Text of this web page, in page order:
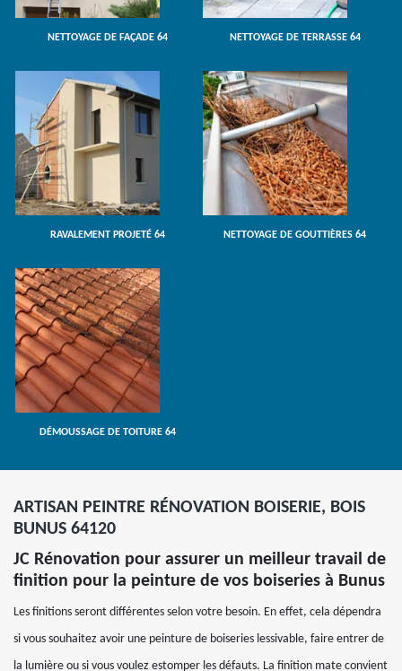
NETTOYAGE DE FAÇADE 64 NETTOYAGE DE TERRASSE 64
RAVALEMENT PROJETÉ 64 NETTOYAGE DE GOUTTIÈRES 64
DÉMOUSSAGE DE TOITURE 64
ARTISAN PEINTRE RÉNOVATION BOISERIE, BOIS
BUNUS 64120
JC Rénovation pour assurer un meilleur travail de
finition pour la peinture de vos boiseries à Bunus
Les finitions seront différentes selon votre besoin. En effet, cela dépendra
si vous souhaitez avoir une peinture de boiseries lessivable, faire entrer de
la lumière ou si vous voulez estomper les défauts. La finition mate convient